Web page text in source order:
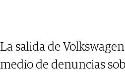
La salida de
medio de denuncias